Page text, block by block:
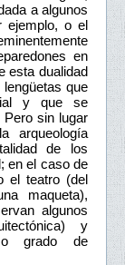
a algunos
ejemplo, o el
en
esta dualidad
que
y que se
Pero sin lugar
arqueología
de los
en el caso de
el teatro (del
maqueta),
algunos
y
grado de